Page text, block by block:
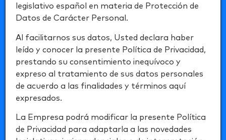
legislativo español en materia de Protección de
Datos de Carácter Personal.
Al facilitarnos sus datos, Usted declara haber
leído y conocer la presente Política de Privacidad,
prestando su consentimiento inequívoco y
expreso al tratamiento de sus datos personales
de acuerdo a las finalidades y términos aquí
expresados.
La Empresa podrá modificar la presente Política
de Privacidad para adaptarla a las novedades